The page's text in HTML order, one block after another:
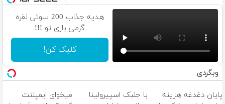
هدیه جذاب 200 سوتی نقره
گرمی باری تو !!!
کلیک کن!
وبگردی
پایان دغدغه هزینه
با جلبک اسپیرولینا
میخوای ایمپلنت